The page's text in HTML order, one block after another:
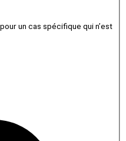
un cas spécifique qui n’est